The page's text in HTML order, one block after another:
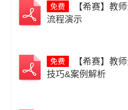
流程演示
技巧&案例解析